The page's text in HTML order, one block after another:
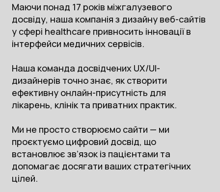
Маючи понад 17 років міжгалузевого
досвіду, наша компанія з дизайну веб-сайтів
у сфері healthcare привносить інновації в
інтерфейси медичних сервісів.
Наша команда досвідчених UX/UI-
дизайнерів точно знає, як створити
ефективну онлайн-присутність для
лікарень, клінік та приватних практик.
Ми не просто створюємо сайти — ми
проєктуємо цифровий досвід, що
встановлює зв’язок із пацієнтами та
допомагає досягати ваших стратегічних
цілей.